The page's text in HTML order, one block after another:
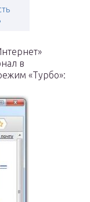
в
«Турбо»: